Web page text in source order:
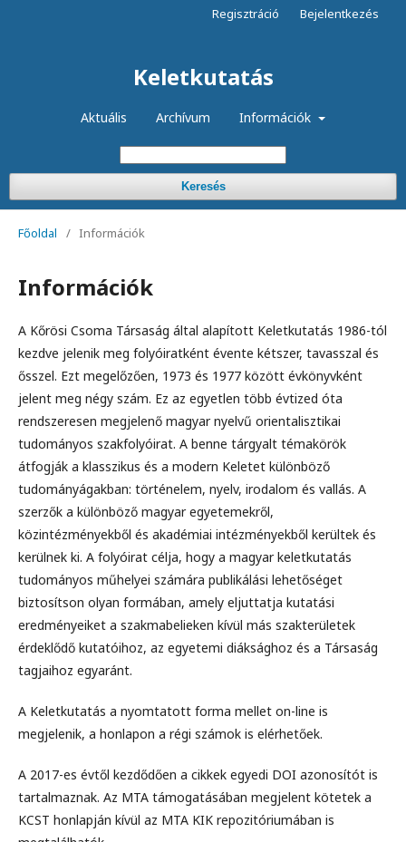
Keletkutatás
Aktuális Archívum Információk
Keresés
Regisztráció Bejelentkezés
Főoldal / Információk
Információk
A Kőrösi Csoma Társaság által alapított Keletkutatás 1986-tól
kezdve jelenik meg folyóiratként évente kétszer, tavasszal és
ősszel. Ezt megelőzően, 1973 és 1977 között évkönyvként
jelent meg négy szám. Ez az egyetlen több évtized óta
rendszeresen megjelenő magyar nyelvű orientalisztikai
tudományos szakfolyóirat. A benne tárgyalt témakörök
átfogják a klasszikus és a modern Keletet különböző
tudományágakban: történelem, nyelv, irodalom és vallás. A
szerzők a különböző magyar egyetemekről,
közintézményekből és akadémiai intézményekből kerültek és
kerülnek ki. A folyóirat célja, hogy a magyar keletkutatás
tudományos műhelyei számára publikálási lehetőséget
biztosítson olyan formában, amely eljuttatja kutatási
eredményeiket a szakmabelieken kívül más szakterületek
érdeklődő kutatóihoz, az egyetemi diáksághoz és a Társaság
tagjaihoz egyaránt.
A Keletkutatás a nyomtatott forma mellet on-line is
megjelenik, a honlapon a régi számok is elérhetőek.
A 2017-es évtől kezdődően a cikkek egyedi DOI azonosítót is
tartalmaznak. Az MTA támogatásában megjelent kötetek a
KCST honlapján kívül az MTA KIK repozitóriumában is